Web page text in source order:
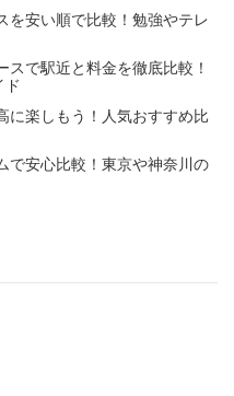
を安い順で比較！勉強やテレ
で駅近と料金を徹底比較！
ド
に楽しもう！人気おすすめ比
で安心比較！東京や神奈川の